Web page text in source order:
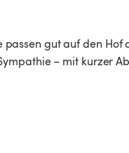
gut auf den Hof
– mit kurzer